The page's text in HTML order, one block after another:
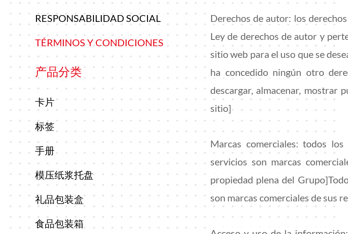
RESPONSABILIDAD SOCIAL
TÉRMINOS Y CONDICIONES
产品分类
卡片
标签
手册
模压纸浆托盘
礼品包装盒
食品包装箱
Derechos de autor: los
Ley de derechos de autor y
sitio web para el uso que se
ha concedido ningún otro
descargar, almacenar, mostrar
sitio]
Marcas comerciales: todos
servicios son marcas
propiedad plena del
son marcas comerciales de sus